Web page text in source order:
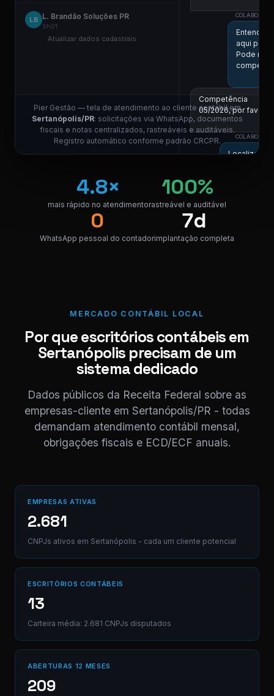
LB L. Brandão Soluções PR
9h01
Atualizar dados cadastrais
Entendi!
aqui para
Pode me
Competência
05/2026, por favor.
Localizei!
Perfeito, obrigado!
Digite uma
(Ctrl+Enter para
Pier Gestão — tela de atendimento ao cliente contábil em
Sertanópolis/PR: solicitações via WhatsApp, documentos
fiscais e notas centralizados, rastreáveis e auditáveis.
Registro automático conforme padrão CRCPR.
4.8×
mais rápido no atendimento
100%
rastreável e auditável
0
WhatsApp pessoal do contador
7d
implantação completa
MERCADO CONTÁBIL LOCAL
Por que escritórios contábeis em
Sertanópolis precisam de um
sistema dedicado
Dados públicos da Receita Federal sobre as
empresas-cliente em Sertanópolis/PR - todas
demandam atendimento contábil mensal,
obrigações fiscais e ECD/ECF anuais.
EMPRESAS ATIVAS
2.681
CNPJs ativos em Sertanópolis - cada um cliente potencial
ESCRITÓRIOS CONTÁBEIS
13
Carteira média: 2.681 CNPJs disputados
ABERTURAS 12 MESES
209